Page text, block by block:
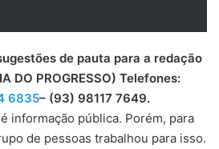
de pauta para a redação
DO PROGRESSO) Telefones:
6835– (93) 98117 7649.
informação pública. Porém, para
de pessoas trabalhou para isso.